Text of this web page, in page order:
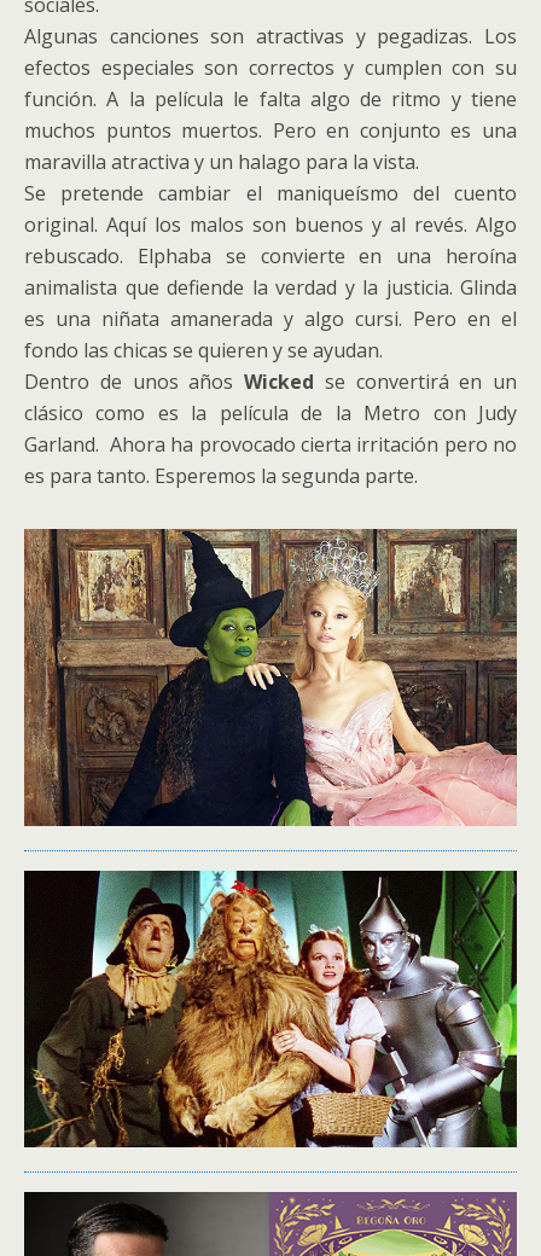
Algunas canciones son atractivas y pegadizas. Los
efectos especiales son correctos y cumplen con su
función. A la película le falta algo de ritmo y tiene
muchos puntos muertos. Pero en conjunto es una
maravilla atractiva y un halago para la vista.
Se pretende cambiar el maniqueísmo del cuento
original. Aquí los malos son buenos y al revés. Algo
rebuscado. Elphaba se convierte en una heroína
animalista que defiende la verdad y la justicia. Glinda
es una niñata amanerada y algo cursi. Pero en el
fondo las chicas se quieren y se ayudan.
Dentro de unos años Wicked se convertirá en un
clásico como es la película de la Metro con Judy
Garland. Ahora ha provocado cierta irritación pero no
es para tanto. Esperemos la segunda parte.